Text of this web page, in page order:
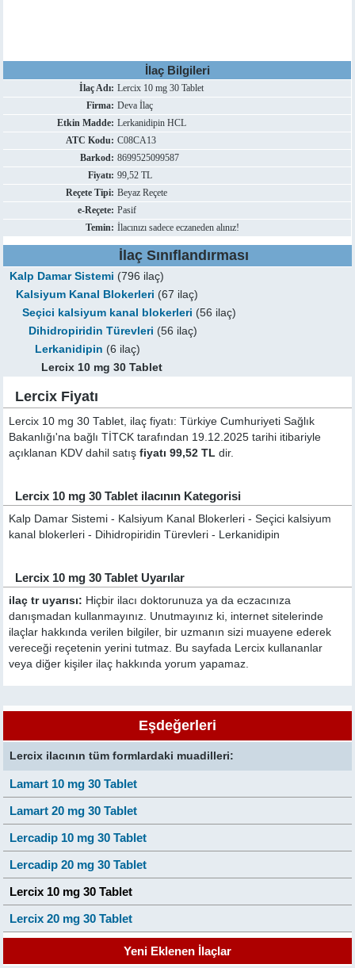
İlaç Bilgileri
İlaç Adı: Lercix 10 mg 30 Tablet
Firma: Deva İlaç
Etkin Madde: Lerkanidipin HCL
ATC Kodu: C08CA13
Barkod: 8699525099587
Fiyatı: 99,52 TL
Reçete Tipi: Beyaz Reçete
e-Reçete: Pasif
Temin: İlacınızı sadece eczaneden alınız!
İlaç Sınıflandırması
Kalp Damar Sistemi (796 ilaç)
Kalsiyum Kanal Blokerleri (67 ilaç)
Seçici kalsiyum kanal blokerleri (56 ilaç)
Dihidropiridin Türevleri (56 ilaç)
Lerkanidipin (6 ilaç)
Lercix 10 mg 30 Tablet
Lercix Fiyatı
Lercix 10 mg 30 Tablet, ilaç fiyatı: Türkiye Cumhuriyeti Sağlık
Bakanlığı'na bağlı TİTCK tarafından 19.12.2025 tarihi itibariyle
açıklanan KDV dahil satışfiyatı 99,52 TL dir.
Lercix 10 mg 30 Tablet ilacının Kategorisi
Kalp Damar Sistemi - Kalsiyum Kanal Blokerleri - Seçici kalsiyum
kanal blokerleri - Dihidropiridin Türevleri - Lerkanidipin
Lercix 10 mg 30 Tablet Uyarılar
ilaç tr uyarısı: Hiçbir ilacı doktorunuza ya da eczacınıza
danışmadan kullanmayınız. Unutmayınız ki, internet sitelerinde
ilaçlar hakkında verilen bilgiler, bir uzmanın sizi muayene ederek
vereceği reçetenin yerini tutmaz. Bu sayfada Lercix kullananlar
veya diğer kişiler ilaç hakkında yorum yapamaz.
Eşdeğerleri
Lercix ilacının tüm formlardaki muadilleri:
Lamart 10 mg 30 Tablet
Lamart 20 mg 30 Tablet
Lercadip 10 mg 30 Tablet
Lercadip 20 mg 30 Tablet
Lercix 10 mg 30 Tablet
Lercix 20 mg 30 Tablet
Yeni Eklenen İlaçlar